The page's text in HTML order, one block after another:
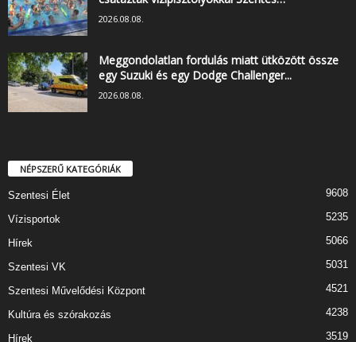
2026.08.08.
Meggondolatlan fordulás miatt ütközött össze
egy Suzuki és egy Dodge Challenger...
2026.08.08.
NÉPSZERŰ KATEGÓRIÁK
Szentesi Élet 9608
Vízisportok 5235
Hírek 5066
Szentesi VK 5031
Szentesi Művelődési Központ 4521
Kultúra és szórakozás 4238
Hírek 3519